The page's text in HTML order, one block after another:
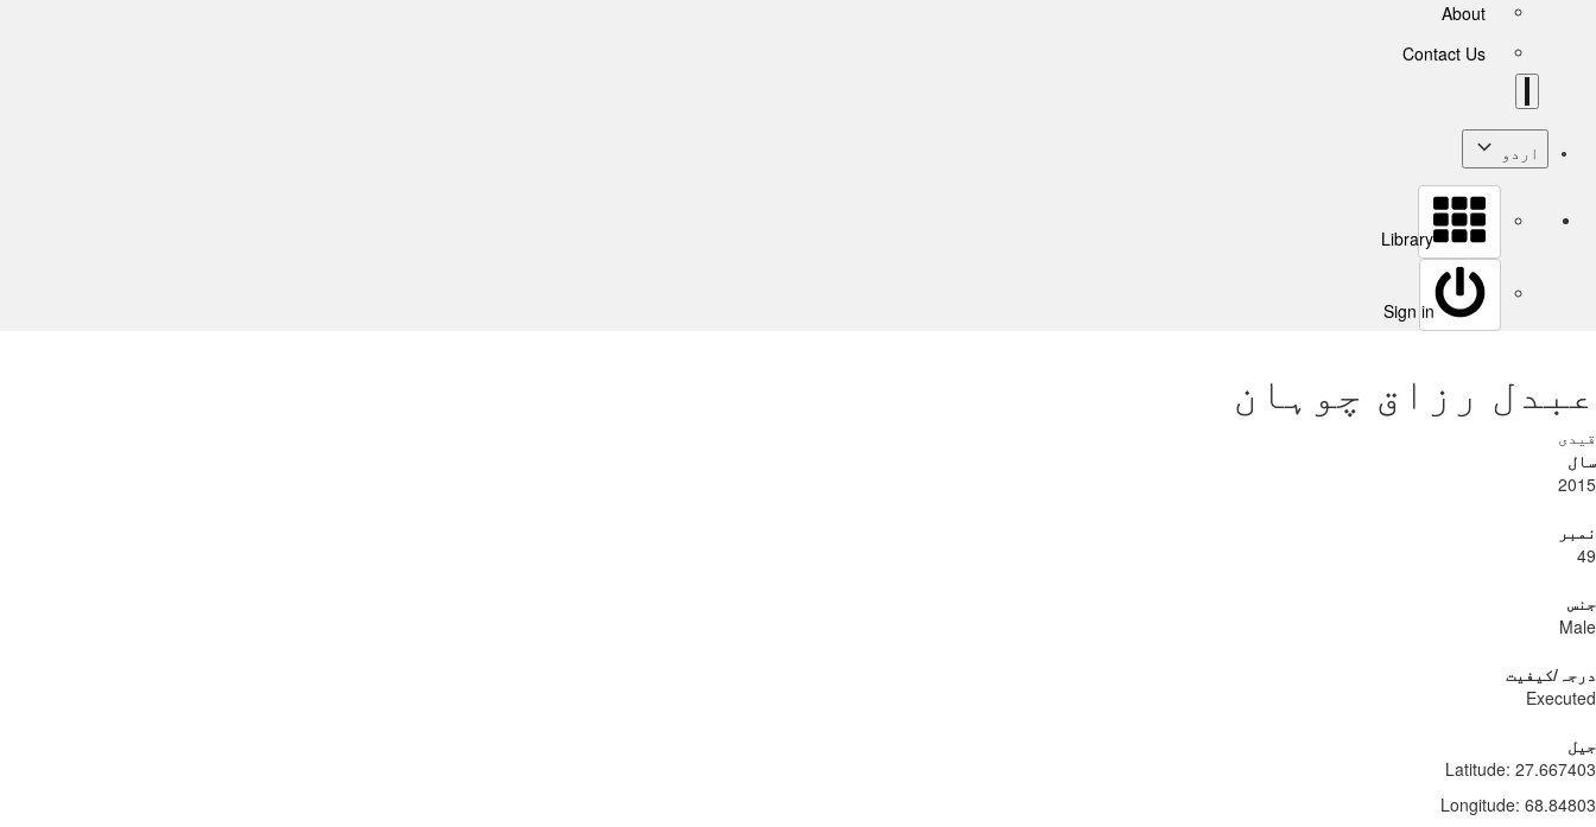
About
Contact Us
اردو
Library
Sign in
عبدل رزاق چوہان
قیدی
سال
2015
نمبر
49
جنس
Male
درجہ/کیفیت
Executed
جیل
Latitude: 27.667403
Longitude: 68.84803